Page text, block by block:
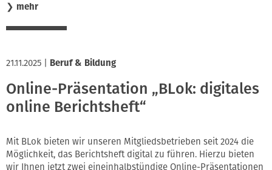
❯ mehr
21.11.2025 Beruf & Bildung
Online-Präsentation „BLok: digitales
online Berichtsheft“
Mit BLok bieten wir unseren Mitgliedsbetrieben seit 2024 die
Möglichkeit, das Berichtsheft digital zu führen. Hierzu bieten
wir Ihnen jetzt zwei eineinhalbstündige Online-Präsentationen